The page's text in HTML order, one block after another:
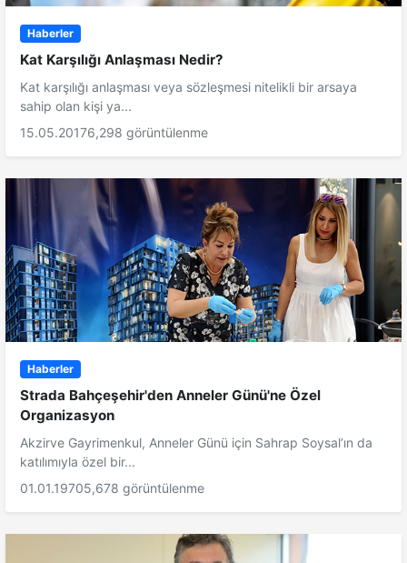
Haberler
Kat Karşılığı Anlaşması Nedir?
Kat karşılığı anlaşması veya sözleşmesi nitelikli bir arsaya
sahip olan kişi ya...
15.05.20176,298 görüntülenme
Haberler
Strada Bahçeşehir'den Anneler Günü'ne Özel
Organizasyon
Akzirve Gayrimenkul, Anneler Günü için Sahrap Soysal’ın da
katılımıyla özel bir...
01.01.19705,678 görüntülenme